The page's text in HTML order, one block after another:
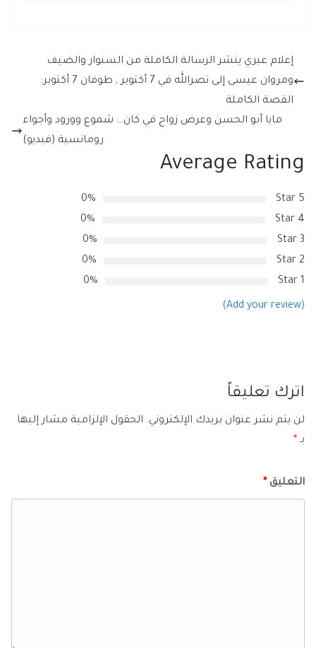
إعلام عبري ينشر الرسالة الكاملة من السنوار والضيف
ومروان عيسى إلى نصرالله في 7 أكتوبر , طوفان 7 أكتوبر:
القصة الكاملة
مايا أبو الحسن وعرض زواج في كان… شموع وورود وأجواء
رومانسية (فيديو)
Average Rating
5 Star
0%
4 Star
0%
3 Star
0%
2 Star
0%
1 Star
0%
(Add your review)
اترك تعليقاً
لن يتم نشر عنوان بريدك الإلكتروني. الحقول الإلزامية مشار إليها
بـ *
التعليق *